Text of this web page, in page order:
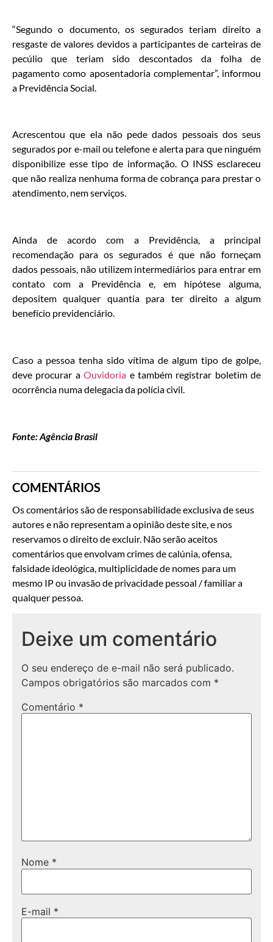
“Segundo o documento, os segurados teriam direito a
resgaste de valores devidos a participantes de carteiras de
pecúlio que teriam sido descontados da folha de
pagamento como aposentadoria complementar”, informou
a Previdência Social.
Acrescentou que ela não pede dados pessoais dos seus
segurados por e-mail ou telefone e alerta para que ninguém
disponibilize esse tipo de informação. O INSS esclareceu
que não realiza nenhuma forma de cobrança para prestar o
atendimento, nem serviços.
Ainda de acordo com a Previdência, a principal
recomendação para os segurados é que não forneçam
dados pessoais, não utilizem intermediários para entrar em
contato com a Previdência e, em hipótese alguma,
depositem qualquer quantia para ter direito a algum
benefício previdenciário.
Caso a pessoa tenha sido vítima de algum tipo de golpe,
deve procurar aOuvidoria e também registrar boletim de
ocorrência numa delegacia da polícia civil.
Fonte: Agência Brasil
COMENTÁRIOS
Os comentários são de responsabilidade exclusiva de seus
autores e não representam a opinião deste site, e nos
reservamos o direito de excluir. Não serão aceitos
comentários que envolvam crimes de calúnia, ofensa,
falsidade ideológica, multiplicidade de nomes para um
mesmo IP ou invasão de privacidade pessoal / familiar a
qualquer pessoa.
Deixe um comentário
O seu endereço de e-mail não será publicado.
Campos obrigatórios são marcados com *
Comentário *
Nome *
E-mail *